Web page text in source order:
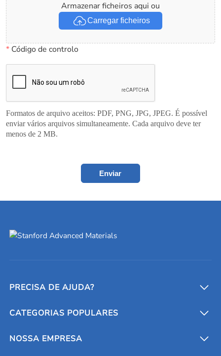
Armazenar ficheiros aqui ou
Carregar ficheiros
*Código de controlo
Formatos de arquivo aceitos: PDF, PNG, JPG, JPEG. É possível
enviar vários arquivos simultaneamente. Cada arquivo deve ter
menos de 2 MB.
Enviar
PRECISA DE AJUDA?
Conversores e calculadoras
Entre em contato conosco
CATEGORIAS POPULARES
Metais refratários
NOSSA EMPRESA